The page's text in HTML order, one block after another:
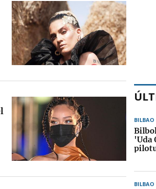
BILBAO
'Uda
BILBAO